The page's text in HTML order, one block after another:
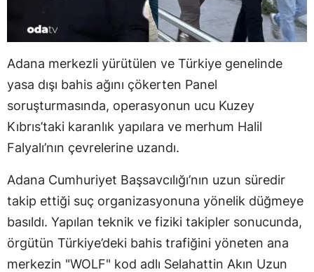
Adana merkezli yürütülen ve Türkiye genelinde
yasa dışı bahis ağını çökerten Panel
soruşturmasında, operasyonun ucu Kuzey
Kıbrıs’taki karanlık yapılara ve merhum Halil
Falyalı’nın çevrelerine uzandı.
Adana Cumhuriyet Başsavcılığı’nın uzun süredir
takip ettiği suç organizasyonuna yönelik düğmeye
basıldı. Yapılan teknik ve fiziki takipler sonucunda,
örgütün Türkiye’deki bahis trafiğini yöneten ana
merkezin "WOLF" kod adlı Selahattin Akın Uzun